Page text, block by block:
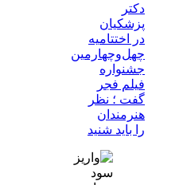
دکتر
پزشکیان
در اختتامیه
چهل‌وچهارمین
جشنواره
فیلم فجر
گفت ؛ نظر
هنرمندان
را باید شنید